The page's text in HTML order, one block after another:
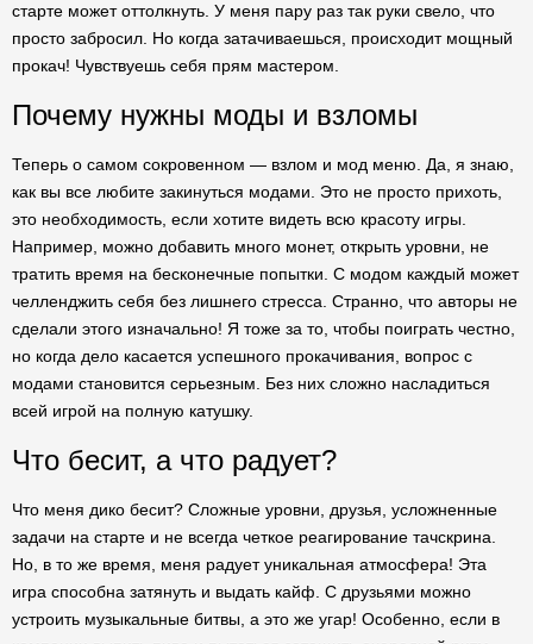
старте может оттолкнуть. У меня пару раз так руки свело, что
просто забросил. Но когда затачиваешься, происходит мощный
прокач! Чувствуешь себя прям мастером.
Почему нужны моды и взломы
Теперь о самом сокровенном — взлом и мод меню. Да, я знаю,
как вы все любите закинуться модами. Это не просто прихоть,
это необходимость, если хотите видеть всю красоту игры.
Например, можно добавить много монет, открыть уровни, не
тратить время на бесконечные попытки. С модом каждый может
челленджить себя без лишнего стресса. Странно, что авторы не
сделали этого изначально! Я тоже за то, чтобы поиграть честно,
но когда дело касается успешного прокачивания, вопрос с
модами становится серьезным. Без них сложно насладиться
всей игрой на полную катушку.
Что бесит, а что радует?
Что меня дико бесит? Сложные уровни, друзья, усложненные
задачи на старте и не всегда четкое реагирование тачскрина.
Но, в то же время, меня радует уникальная атмосфера! Эта
игра способна затянуть и выдать кайф. С друзьями можно
устроить музыкальные битвы, а это же угар! Особенно, если в